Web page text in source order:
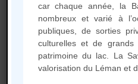
Cinq sorties
parmi les
car chaque année, la
nombreux et varié à
publiques, de sorties
culturelles et de grands
patrimoine du lac. La
valorisation du Léman et